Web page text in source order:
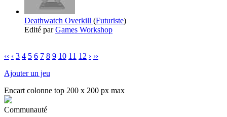
Deathwatch Overkill (Futuriste)
Edité parGames Workshop
‹‹ ‹ 3 4 5 6 7 8 9 10 11 12 › ››
Ajouter un jeu
Encart colonne top 200 x 200 px max
Communauté